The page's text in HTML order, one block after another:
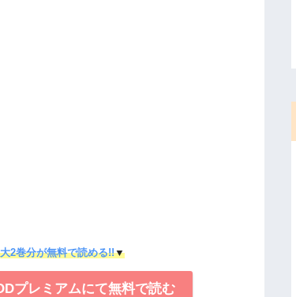
2巻分が無料で読める!!▼
プレミアムにて無料で読む